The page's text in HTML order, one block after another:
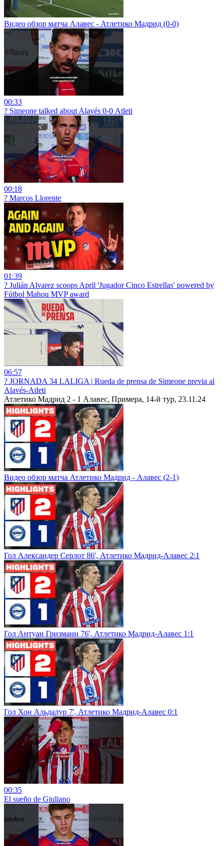
Видео обзор матча Алавес - Атлетико Мадрид (0-0)
00:33
? Simeone talked about Alavés 0-0 Atleti
00:18
? Marcos Llorente
01:39
? Julián Alvarez scoops April 'Jugador Cinco Estrellas' powered by
Fútbol Mahou MVP award
06:57
?️ JORNADA 34 LALIGA | Rueda de prensa de Simeone previa al
Alavés-Atleti
Атлетико Мадрид 2 - 1 Алавес, Примера, 14-й тур, 23.11.24
Видео обзор матча Атлетико Мадрид - Алавес (2-1)
Гол Александер Серлот 86', Атлетико Мадрид-Алавес 2:1
Гол Антуан Гризманн 76', Атлетико Мадрид-Алавес 1:1
Гол Хон Альдалур 7', Атлетико Мадрид-Алавес 0:1
00:35
El sueño de Giuliano